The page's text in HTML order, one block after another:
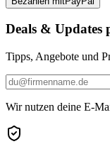
Deals & Updates
Tipps, Angebote und
Wir nutzen deine E-